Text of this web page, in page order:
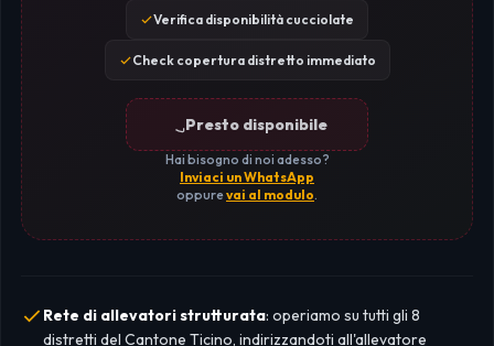
Verifica disponibilità cucciolate
Check copertura distretto immediato
Presto disponibile
Hai bisogno di noi adesso?
Inviaci un WhatsApp
oppurevai al modulo.
Rete di allevatori strutturata: operiamo su tutti gli 8
distretti del Cantone Ticino, indirizzandoti all'allevatore